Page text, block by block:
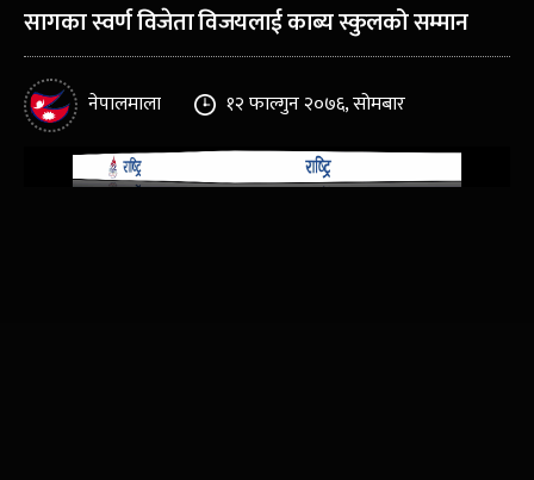
सागका स्वर्ण विजेता विजयलाई काब्य स्कुलको सम्मान
नेपालमाला १२ फाल्गुन २०७६, सोमबार